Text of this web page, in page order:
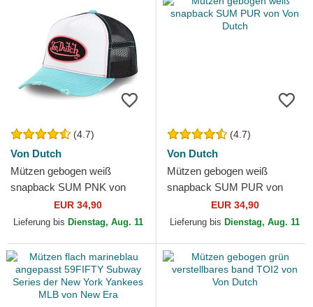
(4.7)
Von Dutch
Mützen gebogen weiß
snapback SUM PNK von
Von DutchEUR 34,90
Lieferung bis Dienstag, Aug. 11
(4.7)
Von Dutch
Mützen gebogen weiß
snapback SUM PUR von
Von DutchEUR 34,90
Lieferung bis Dienstag, Aug. 11